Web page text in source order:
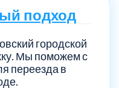
подход
городской
Мы поможем с
переезда в